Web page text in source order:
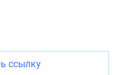
ссылку